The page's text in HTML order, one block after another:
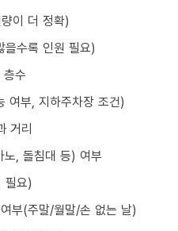
이 더 정확)
수록 인원 필요)
수
여부, 지하주차장 조건)
거리
, 돌침대 등) 여부
필요)
부(주말/월말/손 없는 날)